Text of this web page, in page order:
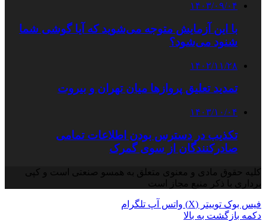
۱۴۰۳/۰۹/۰۴
با این آزمایش متوجه می‌شوید که آیا گوشی شما
شنود می‌شود؟
۱۴۰۲/۱۱/۲۸
تمدید تعلیق پروازها میان تهران و بیروت
۱۴۰۳/۱۰/۰۴
تکذیب در دسترس بودن اطلاعات تمامی
صادرکنندگان از سوی گمرک
کلیه حقوق مادی و معنوی متعلق به همسو صنعتی است و کپی
برداری با ذکر منبع مجاز است
فیس بوک توییتر (X) واتس آپ تلگرام
دکمه بازگشت به بالا